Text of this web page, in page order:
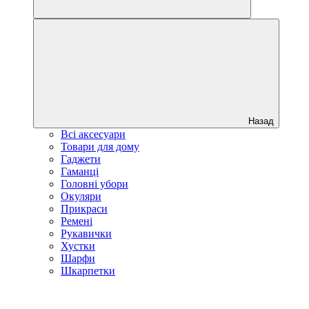
Назад
Всі аксесуари
Товари для дому
Гаджети
Гаманці
Головні убори
Окуляри
Прикраси
Ремені
Рукавички
Хустки
Шарфи
Шкарпетки